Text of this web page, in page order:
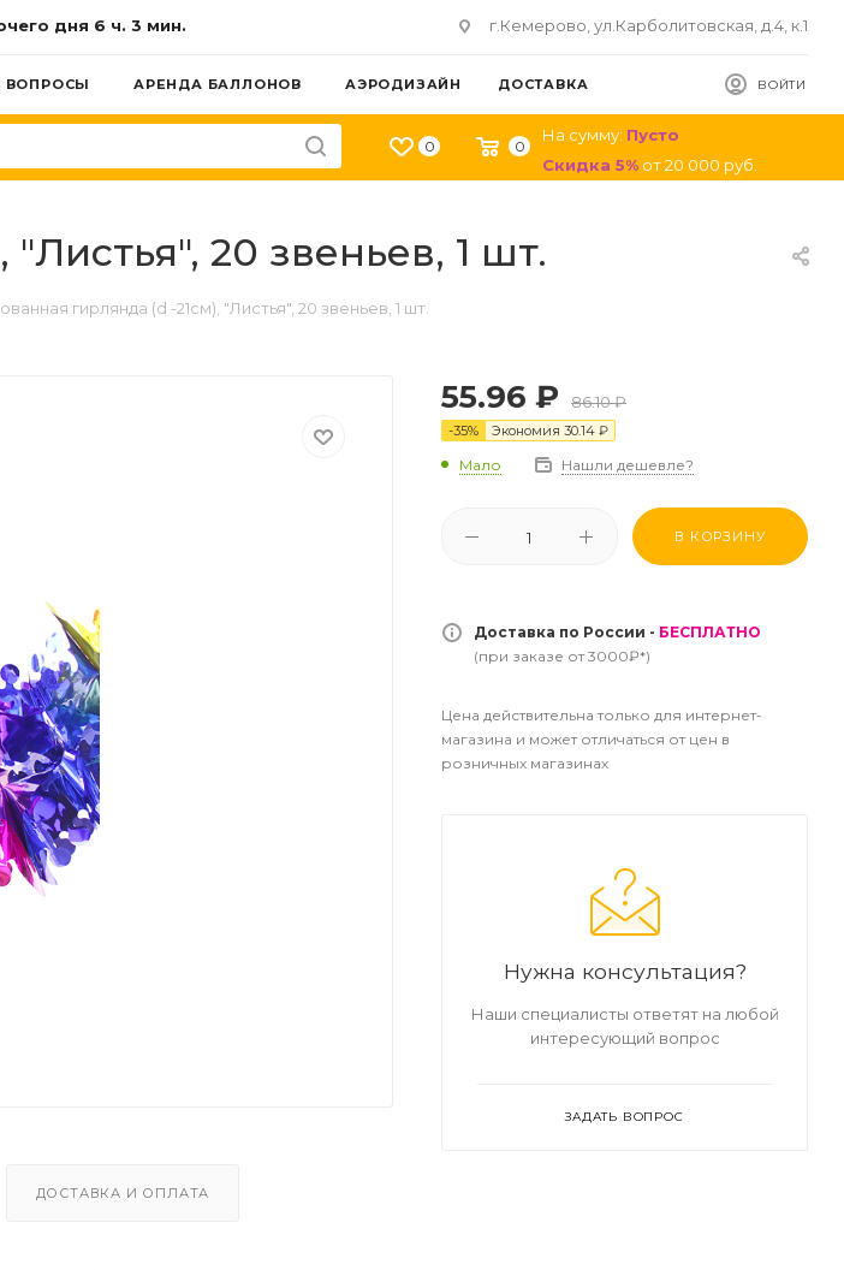
дня 6 ч. 3 мин. г.Кемерово, ул.Карболитовская, д.4, к.1
ВОЙТИ
ВОПРОСЫ АРЕНДА БАЛЛОНОВ АЭРОДИЗАЙН ДОСТАВКА
0 0
На сумму: Пусто
Скидка 5% от20 000 руб.
20 звеньев, 1 шт.
гирлянда (d -21см), "Листья", 20 звеньев, 1 шт.
ДОСТАВКА И ОПЛАТА
55.96 ₽ 86.10₽
-35% Экономия 30.14 ₽
Мало Нашли дешевле?
В КОРЗИНУ
Доставка по России - БЕСПЛАТНО
(при заказе от 3000₽*)
Цена действительна только для интернет-
магазина и может отличаться от цен в
розничных магазинах
Нужна консультация?
Наши специалисты ответят на любой
интересующий вопрос
ЗАДАТЬ ВОПРОС